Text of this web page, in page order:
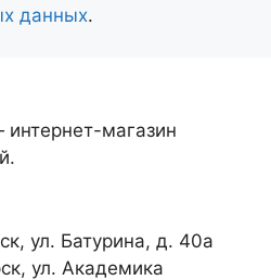
данных.
магазин
ул. Батурина, д. 40а
ул. Академика